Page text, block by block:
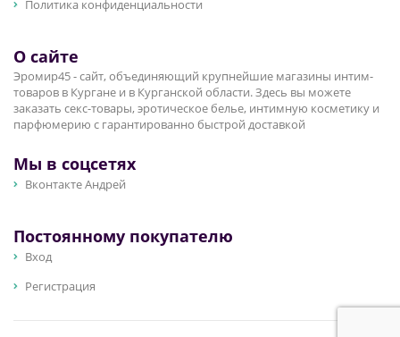
Политика конфиденциальности
О сайте
Эромир45 - сайт, объединяющий крупнейшие магазины интим-
товаров в Кургане и в Курганской области. Здесь вы можете
заказать секс-товары, эротическое белье, интимную косметику и
парфюмерию с гарантированно быстрой доставкой
Мы в соцсетях
Вконтакте Андрей
Постоянному покупателю
Вход
Регистрация